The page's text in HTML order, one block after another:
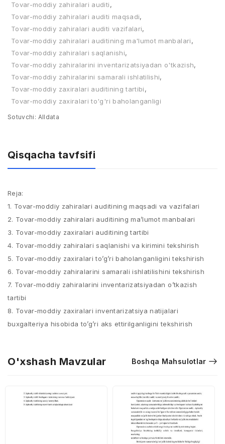
Tovar-moddiy zahiralari auditi,
Tovar-moddiy zahiralari auditi maqsadi,
Tovar-moddiy zahiralari auditi vazifalari,
Tovar-moddiy zahiralari auditining ma'lumot manbalari,
Tovar-moddiy zahiralari saqlanishi,
Tovar-moddiy zahiralarini inventarizatsiyadan o'tkazish,
Tovar-moddiy zahiralarini samarali ishlatilishi,
Tovar-moddiy zaxiralari auditining tartibi,
Tovar-moddiy zaxiralari to'g'ri baholanganligi
Sotuvchi: Alldata
Qisqacha tavfsifi
Reja:
1. Tovar-moddiy zahiralari auditining maqsadi va vazifalari
2. Tovar-moddiy zahiralari auditining ma’lumot manbalari
3. Tovar-moddiy zaxiralari auditining tartibi
4. Tovar-moddiy zahiralari saqlanishi va kirimini tekshirish
5. Tovar-moddiy zaxiralari to’g’ri baholanganligini tekshirish
6. Tovar-moddiy zahiralarini samarali ishlatilishini tekshirish
7. Tovar-moddiy zahiralarini inventarizatsiyadan o’tkazish
tartibi
8. Tovar-moddiy zaxiralari inventarizatsiya natijalari
buxgalteriya hisobida to’g’ri aks ettirilganligini tekshirish
O'xshash Mavzular Boshqa Mahsulotlar